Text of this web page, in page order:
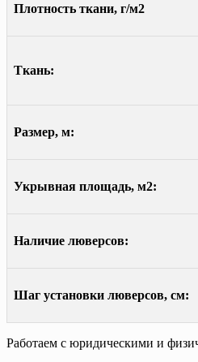
Плотность ткани, г/м2
Ткань:
Размер, м:
Укрывная площадь, м2:
Наличие люверсов:
Шаг установки люверсов, см:
Работаем с юридическими и